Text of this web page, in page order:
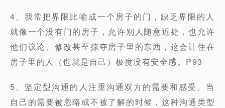
4、我常把界限比喻成一个房子的门，缺乏界限的人
就像一个没有门的房子，允许别人随意近处，也允许
他们议论、修改甚至掠夺房子里的东西，这会让住在
房子里的人（也就是自己）极度没有安全感。P93
5、坚定型沟通的人注重沟通双方的需要和感受。当
自己的需要被忽略或不被了解的时候，这种沟通类型